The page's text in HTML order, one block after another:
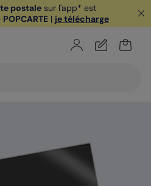
postale sur l'app* est
POPCARTE| je télécharge